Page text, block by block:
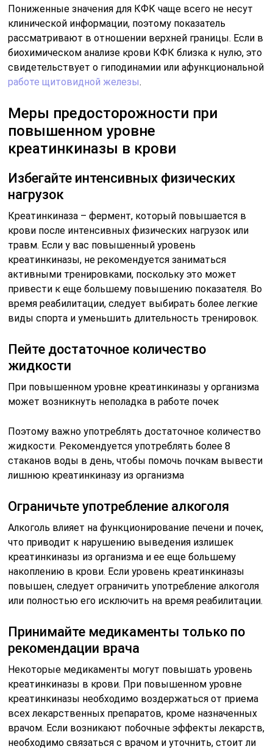
Пониженные значения для КФК чаще всего не несут
клинической информации, поэтому показатель
рассматривают в отношении верхней границы. Если в
биохимическом анализе крови КФК близка к нулю, это
свидетельствует о гиподинамии или афункциональной
работе щитовидной железы.
Меры предосторожности при
повышенном уровне
креатинкиназы в крови
Избегайте интенсивных физических
нагрузок
Креатинкиназа – фермент, который повышается в
крови после интенсивных физических нагрузок или
травм. Если у вас повышенный уровень
креатинкиназы, не рекомендуется заниматься
активными тренировками, поскольку это может
привести к еще большему повышению показателя. Во
время реабилитации, следует выбирать более легкие
виды спорта и уменьшить длительность тренировок.
Пейте достаточное количество
жидкости
При повышенном уровне креатинкиназы у организма
может возникнуть неполадка в работе почек
Поэтому важно употреблять достаточное количество
жидкости. Рекомендуется употреблять более 8
стаканов воды в день, чтобы помочь почкам вывести
лишнюю креатинкиназу из организма
Ограничьте употребление алкоголя
Алкоголь влияет на функционирование печени и почек,
что приводит к нарушению выведения излишек
креатинкиназы из организма и ее еще большему
накоплению в крови. Если уровень креатинкиназы
повышен, следует ограничить употребление алкоголя
или полностью его исключить на время реабилитации.
Принимайте медикаменты только по
рекомендации врача
Некоторые медикаменты могут повышать уровень
креатинкиназы в крови. При повышенном уровне
креатинкиназы необходимо воздержаться от приема
всех лекарственных препаратов, кроме назначенных
врачом. Если возникают побочные эффекты лекарств,
необходимо связаться с врачом и уточнить, стоит ли